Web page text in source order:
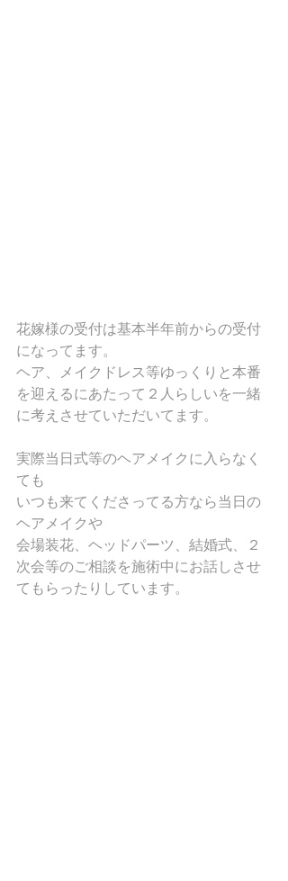
花嫁様の受付は基本半年前からの受付
になってます。
ヘア、メイクドレス等ゆっくりと本番
を迎えるにあたって２人らしいを一緒
に考えさせていただいてます。
実際当日式等のヘアメイクに入らなく
ても
いつも来てくださってる方なら当日の
ヘアメイクや
会場装花、ヘッドパーツ、結婚式、２
次会等のご相談を施術中にお話しさせ
てもらったりしています。